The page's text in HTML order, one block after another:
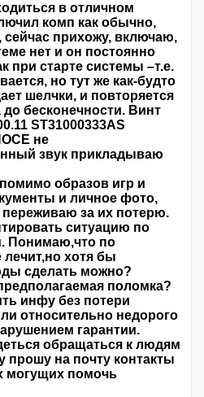
в отличном
комп как обычно,
сейчас прихожу, включаю,
нет и он постоянно
при старте системы –т.е.
но тут же как-будто
шелчки, и повторяется
до бесконечности. Винт
ST31000333AS
не
звук прикладываю
образов игр и
и личное фото,
за их потерю.
ситуацию по
Понимаю,что по
хотя бы
сделать можно?
поломка?
инфу без потери
относительно недорого
гарантии.
обращаться к людям
прошу на почту контакты
могущих помочь